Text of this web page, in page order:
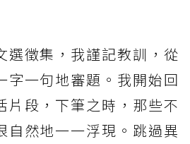
選徵集，我謹記教訓，從
字一句地審題。我開始回
片段，下筆之時，那些不
自然地一一浮現。跳過異